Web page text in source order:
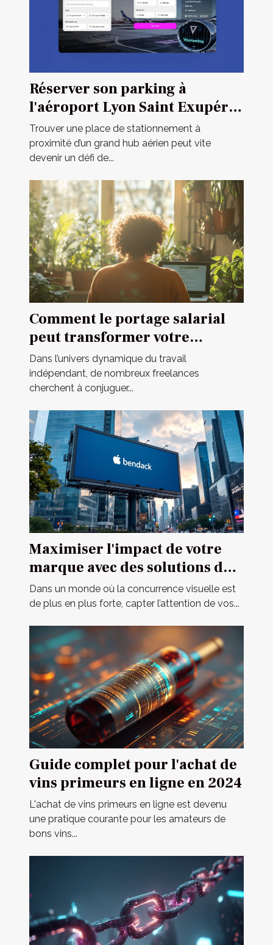
Réserver son parking à
l'aéroport Lyon Saint Exupéry
: guide pratique
Trouver une place de stationnement à
proximité d’un grand hub aérien peut vite
devenir un défi de...
Comment le portage salarial
peut transformer votre
carrière de freelance ?
Dans l’univers dynamique du travail
indépendant, de nombreux freelances
cherchent à conjuguer...
Maximiser l'impact de votre
marque avec des solutions de
signalétique innovantes
Dans un monde où la concurrence visuelle est
de plus en plus forte, capter l’attention de vos...
Guide complet pour l'achat de
vins primeurs en ligne en 2024
L'achat de vins primeurs en ligne est devenu
une pratique courante pour les amateurs de
bons vins...